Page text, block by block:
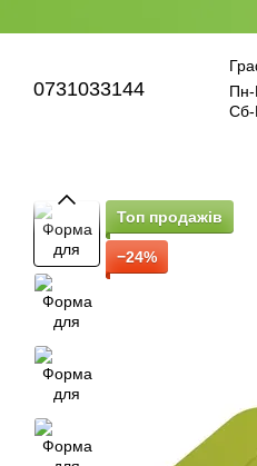
0731033144
Пн-
Сб-
Топ продажів
−24%